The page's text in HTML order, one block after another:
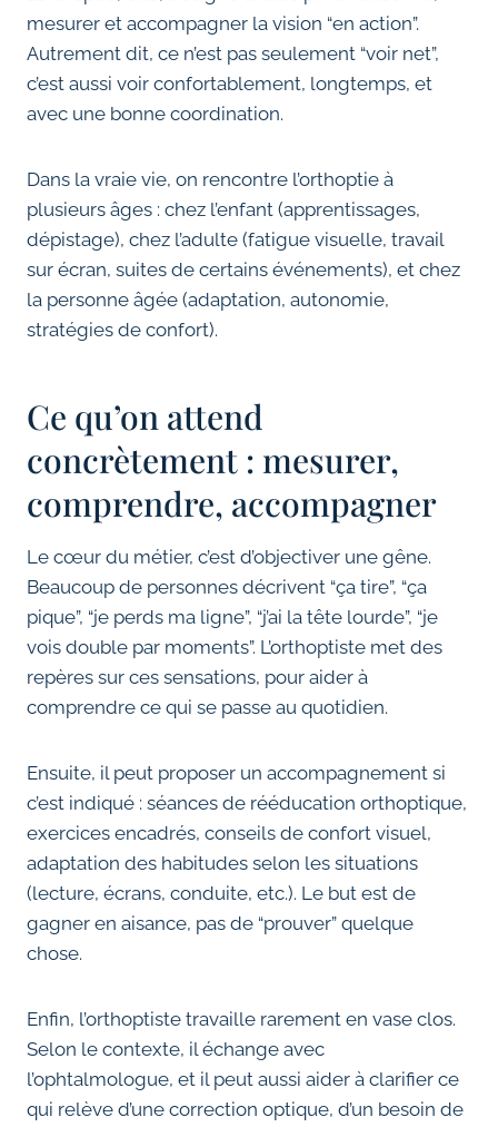
mesurer et accompagner la vision “en action”.
Autrement dit, ce n’est pas seulement “voir net”,
c’est aussi voir confortablement, longtemps, et
avec une bonne coordination.
Dans la vraie vie, on rencontre l’orthoptie à
plusieurs âges : chez l’enfant (apprentissages,
dépistage), chez l’adulte (fatigue visuelle, travail
sur écran, suites de certains événements), et chez
la personne âgée (adaptation, autonomie,
stratégies de confort).
Ce qu’on attend
concrètement : mesurer,
comprendre, accompagner
Le cœur du métier, c’est d’objectiver une gêne.
Beaucoup de personnes décrivent “ça tire”, “ça
pique”, “je perds ma ligne”, “j’ai la tête lourde”, “je
vois double par moments”. L’orthoptiste met des
repères sur ces sensations, pour aider à
comprendre ce qui se passe au quotidien.
Ensuite, il peut proposer un accompagnement si
c’est indiqué : séances de rééducation orthoptique,
exercices encadrés, conseils de confort visuel,
adaptation des habitudes selon les situations
(lecture, écrans, conduite, etc.). Le but est de
gagner en aisance, pas de “prouver” quelque
chose.
Enfin, l’orthoptiste travaille rarement en vase clos.
Selon le contexte, il échange avec
l’ophtalmologue, et il peut aussi aider à clarifier ce
qui relève d’une correction optique, d’un besoin de